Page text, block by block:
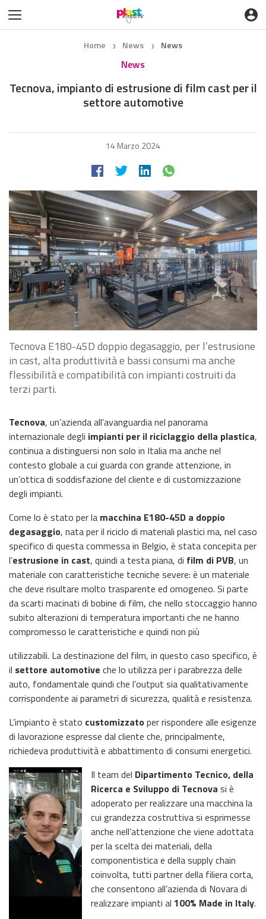
Home ❯ News ❯ News
News
Tecnova, impianto di estrusione di film cast per il
settore automotive
14 Marzo 2024
Tecnova E180-45D doppio degasaggio, per l’estrusione
in cast, alta produttività e bassi consumi ma anche
flessibilità e compatibilità con impianti costruiti da
terzi parti.
Tecnova, un’azienda all’avanguardia nel panorama
internazionale degli impianti per il riciclaggio della plastica,
continua a distinguersi non solo in Italia ma anche nel
contesto globale a cui guarda con grande attenzione, in
un’ottica di soddisfazione del cliente e di customizzazione
degli impianti.
Come lo è stato per la macchina E180-45D a doppio
degasaggio, nata per il riciclo di materiali plastici ma, nel caso
specifico di questa commessa in Belgio, è stata concepita per
l’estrusione in cast, quindi a testa piana, di film di PVB, un
materiale con caratteristiche tecniche severe: è un materiale
che deve risultare molto trasparente ed omogeneo. Si parte
da scarti macinati di bobine di film, che nello stoccaggio hanno
subito alterazioni di temperatura importanti che ne hanno
compromesso le caratteristiche e quindi non più
utilizzabili. La destinazione del film, in questo caso specifico, è
il settore automotive che lo utilizza per i parabrezza delle
auto, fondamentale quindi che l’output sia qualitativamente
corrispondente ai parametri di sicurezza, qualità e resistenza.
L’impianto è stato customizzato per rispondere alle esigenze
di lavorazione espresse dal cliente che, principalmente,
richiedeva produttività e abbattimento di consumi energetici.
Il team del Dipartimento Tecnico, della
Ricerca e Sviluppo di Tecnova si è
adoperato per realizzare una macchina la
cui grandezza costruttiva si esprimesse
anche nell’attenzione che viene adottata
per la scelta dei materiali, della
componentistica e della supply chain
coinvolta, tutti partner della filiera corta,
che consentono all’azienda di Novara di
realizzare impianti al 100% Made in Italy.